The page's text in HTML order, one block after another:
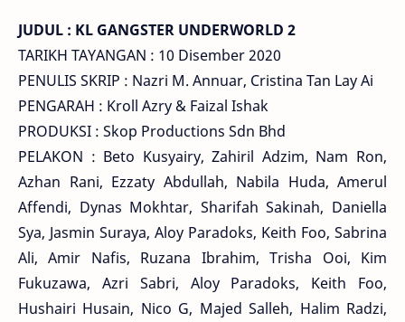
JUDUL : KL GANGSTER UNDERWORLD 2
TARIKH TAYANGAN : 10 Disember 2020
PENULIS SKRIP : Nazri M. Annuar, Cristina Tan Lay Ai
PENGARAH : Kroll Azry & Faizal Ishak
PRODUKSI : Skop Productions Sdn Bhd
PELAKON : Beto Kusyairy, Zahiril Adzim, Nam Ron,
Azhan Rani, Ezzaty Abdullah, Nabila Huda, Amerul
Affendi, Dynas Mokhtar, Sharifah Sakinah, Daniella
Sya, Jasmin Suraya, Aloy Paradoks, Keith Foo, Sabrina
Ali, Amir Nafis, Ruzana Ibrahim, Trisha Ooi, Kim
Fukuzawa, Azri Sabri, Aloy Paradoks, Keith Foo,
Hushairi Husain, Nico G, Majed Salleh, Halim Radzi,